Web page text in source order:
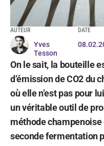
AUTEUR
Yves
Tesson
DATE
On le sait, la bouteille
d’émission de CO2 du
où elle n’est pas pour
un véritable outil de
méthode
seconde fermentation